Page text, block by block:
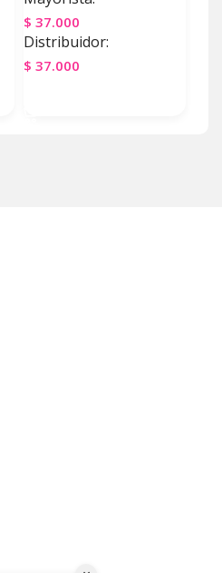
$ 37.000
Distribuidor:
$ 37.000